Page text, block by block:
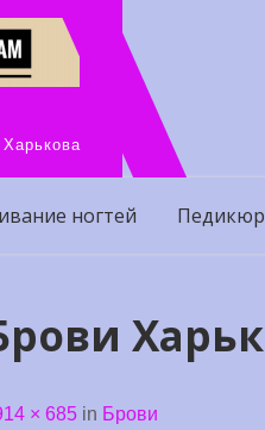
Харькова
ногтей Педикюр
× 685 in Брови